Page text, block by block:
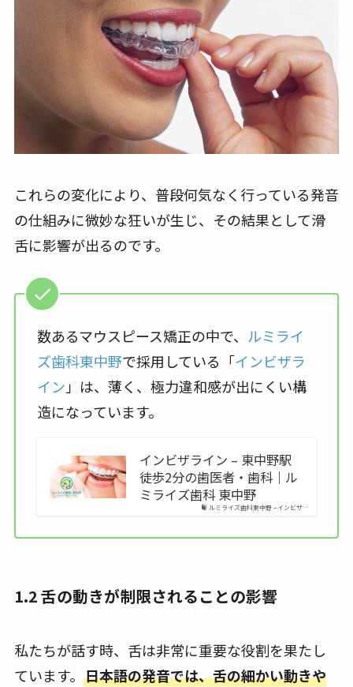
これらの変化により、普段何気なく行っている発音
の仕組みに微妙な狂いが生じ、その結果として滑
舌に影響が出るのです。
数あるマウスピース矯正の中で、 ルミライ
ズ歯科東中野で採用している「インビザラ
イン 」は、薄く、極力違和感が出にくい構
造になっています。
ルミライズ歯科東中野 – インビザ…
インビザライン – 東中野駅
徒歩2分の歯医者・歯科｜ル
ミライズ歯科 東中野
1.2 舌の動きが制限されることの影響
私たちが話す時、舌は非常に重要な役割を果たし
ています。 日本語の発音では、舌の細かい動きや